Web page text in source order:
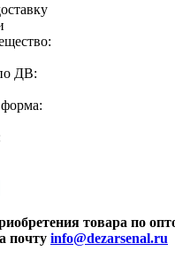
ДВ:
товара по
почту info@dezarsenal.ru